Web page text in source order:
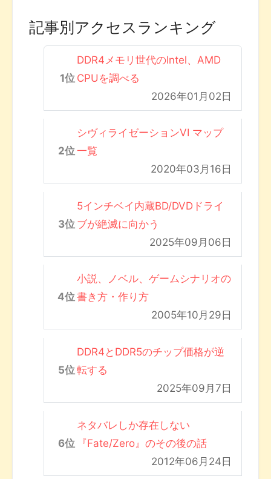
記事別アクセスランキング
DDR4メモリ世代のIntel、AMD
CPUを調べる
2026年01月02日
シヴィライゼーションVI マップ
一覧
2020年03月16日
5インチベイ内蔵BD/DVDドライ
ブが絶滅に向かう
2025年09月06日
小説、ノベル、ゲームシナリオの
書き方・作り方
2005年10月29日
DDR4とDDR5のチップ価格が逆
転する
2025年09月7日
ネタバレしか存在しない
『Fate/Zero』のその後の話
2012年06月24日